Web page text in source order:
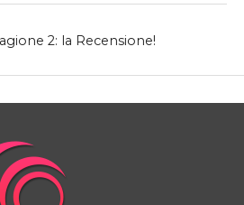
2: la Recensione!